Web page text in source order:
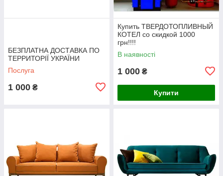
БЕЗПЛАТНА ДОСТАВКА ПО
ТЕРРИТОРІЇ УКРАЇНИ
Послуга
1 000 ₴
Купить ТВЕРДОТОПЛИВНЫЙ
КОТЕЛ со скидкой 1000
грн!!!!
В наявності
1 000 ₴
Купити